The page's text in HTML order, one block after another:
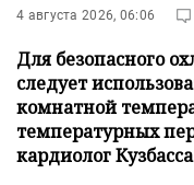
4 августа 2026, 06:06
Для безопасного
следует
комнатной
температурных
кардиолог